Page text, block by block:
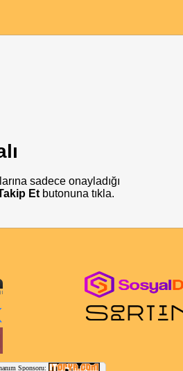
sadece onayladığı
Et butonuna tıkla.
Sponsoru: